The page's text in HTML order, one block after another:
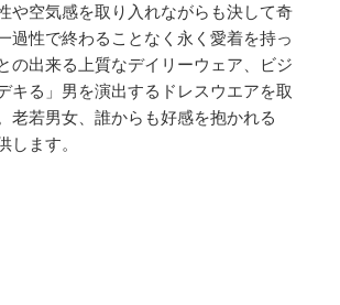
や空気感を取り入れながらも決して奇
過性で終わることなく永く愛着を持っ
の出来る上質なデイリーウェア、ビジ
キる」男を演出するドレスウエアを取
老若男女、誰からも好感を抱かれる
します。